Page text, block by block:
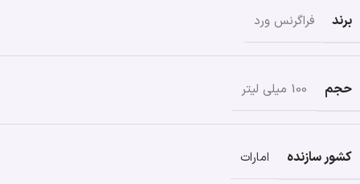
برند
فراگرنس ورد
حجم 100 میلی لیتر
کشور سازنده امارات